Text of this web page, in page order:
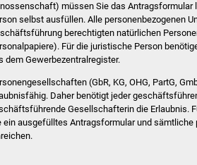
müssen Sie das Antragsformular
selbst ausfüllen. Alle personenbezogenen
berechtigten natürlichen
Für die juristische Person
dem Gewerbezentralregister.
(GbR, KG, OHG, PartG,
Daher benötigt jeder
Gesellschafterin die Erlaubnis.
ein ausgefülltes Antragsformular und sämtliche